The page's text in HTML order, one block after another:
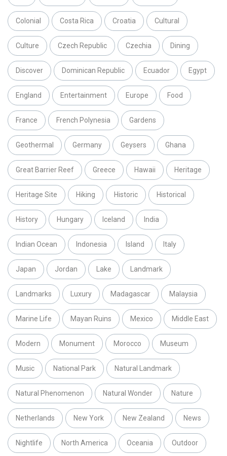
Colonial Costa Rica Croatia Cultural
Culture Czech Republic Czechia Dining
Discover Dominican Republic Ecuador Egypt
England Entertainment Europe Food
France French Polynesia Gardens
Geothermal Germany Geysers Ghana
Great Barrier Reef Greece Hawaii Heritage
Heritage Site Hiking Historic Historical
History Hungary Iceland India
Indian Ocean Indonesia Island Italy
Japan Jordan Lake Landmark
Landmarks Luxury Madagascar Malaysia
Marine Life Mayan Ruins Mexico Middle East
Modern Monument Morocco Museum
Music National Park Natural Landmark
Natural Phenomenon Natural Wonder Nature
Netherlands New York New Zealand News
Nightlife North America Oceania Outdoor